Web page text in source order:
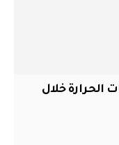
الحرارة خلال